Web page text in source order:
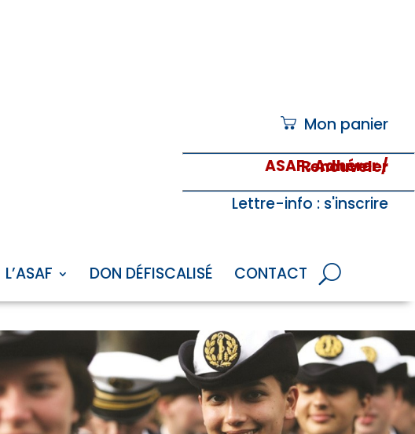
Mon panier
ASAF: Adhérer / Renouveler
Lettre-info : s'inscrire
L’ASAF DON DÉFISCALISÉ CONTACT